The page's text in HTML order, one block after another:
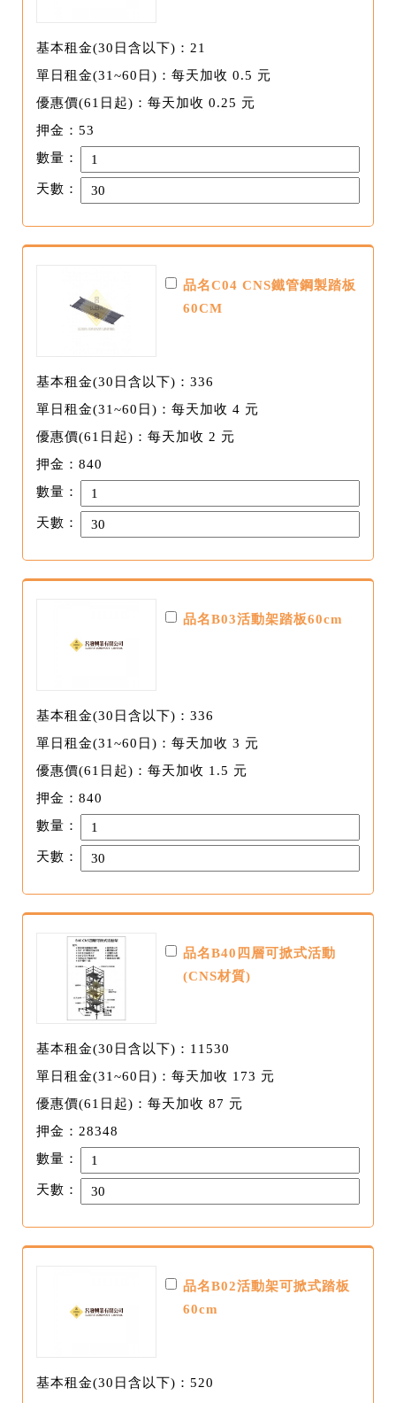
基本租金(30日含以下)：21
單日租金(31~60日)：每天加收 0.5 元
優惠價(61日起)：每天加收 0.25 元
押金：53
數量：
天數：
品名C04 CNS鐵管鋼製踏板
60CM
基本租金(30日含以下)：336
單日租金(31~60日)：每天加收 4 元
優惠價(61日起)：每天加收 2 元
押金：840
數量：
天數：
品名B03活動架踏板60cm
基本租金(30日含以下)：336
單日租金(31~60日)：每天加收 3 元
優惠價(61日起)：每天加收 1.5 元
押金：840
數量：
天數：
品名B40四層可掀式活動
(CNS材質)
基本租金(30日含以下)：11530
單日租金(31~60日)：每天加收 173 元
優惠價(61日起)：每天加收 87 元
押金：28348
數量：
天數：
品名B02活動架可掀式踏板
60cm
基本租金(30日含以下)：520